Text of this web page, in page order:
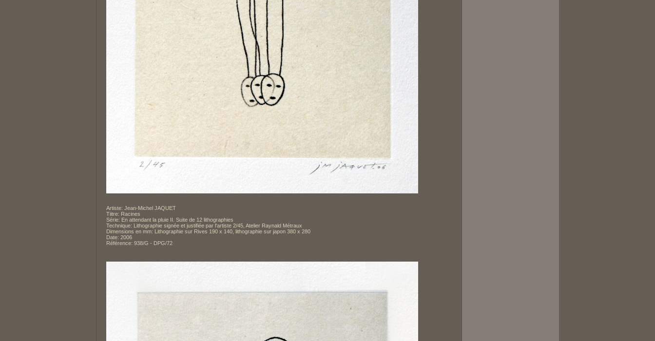
Artiste: Jean-Michel JAQUET
Tiitre: Racines
Série: En attendant la pluie II. Suite de 12 lithographies
Technique: Lithographie signée et justifiée par l'artiste 2/45, Atelier Raynald Métraux
Dimensions en mm: Lithographie sur Rives 190 x 140, lithographie sur japon 380 x 280
Date: 2006
Référence: 938/G - DPG/72